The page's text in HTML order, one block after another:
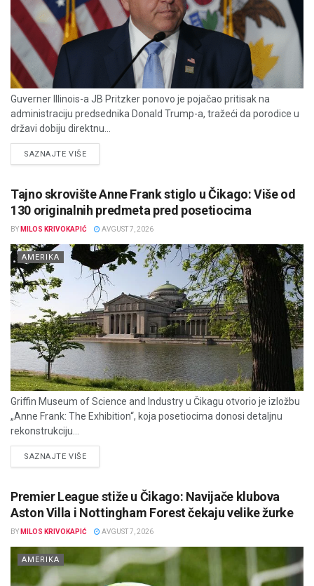
Guverner Illinois-a JB Pritzker ponovo je pojačao pritisak na
administraciju predsednika Donald Trump-a, tražeći da porodice u
državi dobiju direktnu...
SAZNAJTE VIŠEDETAILS
Tajno skrovište Anne Frank stiglo u Čikago: Više od
130 originalnih predmeta pred posetiocima
BY MILOS KRIVOKAPIĆ AVGUST 7, 2026
AMERIKA
Griffin Museum of Science and Industry u Čikagu otvorio je izložbu
„Anne Frank: The Exhibition“, koja posetiocima donosi detaljnu
rekonstrukciju...
SAZNAJTE VIŠEDETAILS
Premier League stiže u Čikago: Navijače klubova
Aston Villa i Nottingham Forest čekaju velike žurke
BY MILOS KRIVOKAPIĆ AVGUST 7, 2026
AMERIKA